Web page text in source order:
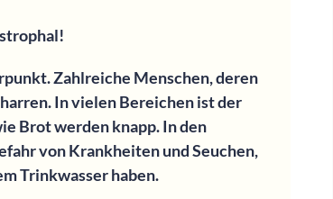
Zahlreiche Menschen, deren
In vielen Bereichen ist der
Brot werden knapp. In den
von Krankheiten und Seuchen,
Trinkwasser haben.